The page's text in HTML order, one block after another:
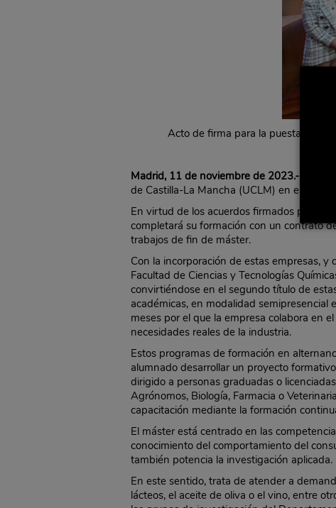
Acto de firma para la puesta en
Madrid, 11 de noviembre de 2023.-
de Castilla-La Mancha (UCLM) en el
En virtud de los acuerdos firmados por el
completará su formación con un contrato
trabajos de fin de máster.
Con la incorporación de estas empresas,
Facultad de Ciencias y Tecnologías
convirtiéndose en el segundo título de
académicas, en modalidad semipresencial
meses por el que la empresa colabora en
necesidades reales de la industria.
Estos programas de formación en
alumnado desarrollar un proyecto
dirigido a personas graduadas o
Agrónomos, Biología, Farmacia o
capacitación mediante la formación
El máster está centrado en las
conocimiento del comportamiento del
también potencia la investigación aplicada.
En este sentido, trata de atender a
lácteos, el aceite de oliva o el vino, entre